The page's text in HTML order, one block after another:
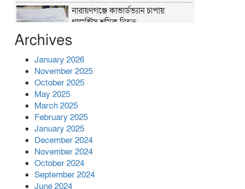
নারায়ণগঞ্জে কাভার্ডভ্যান চাপায়
গার্মেন্টস শ্রমিক নিহত
পারবে, কী পারবে না
প্রশাসনের কর্তৃত্ব না থাকায় ধর্ষণ বেড়ে
বনানীতে গাড়িচাপায় পোশাকশ্রমিক
নিহত, সড়ক অবরোধ
শহীদের রক্তের সঙ্গে বেইমানি হয় এমন
কাজ কেউ যেন না করি -জামায়াত আমির
Archives
January 2026
November 2025
October 2025
May 2025
March 2025
February 2025
January 2025
December 2024
November 2024
October 2024
September 2024
June 2024